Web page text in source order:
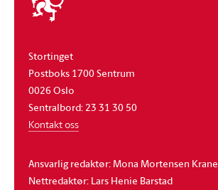
stortinget
Stortinget
Postboks 1700 Sentrum
0026 Oslo
Sentralbord: 23 31 30 50
Kontakt oss
Ansvarlig redaktør: Mona Mortensen Krane
Nettredaktør: Lars Henie Barstad